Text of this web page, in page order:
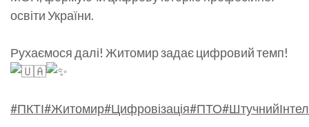
освіти України.
Рухаємося далі! Житомир задає цифровий темп!
#ПКТІ#Житомир#Цифровізація#ПТО